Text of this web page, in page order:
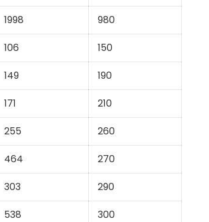
1998 980
106 150
149 190
171 210
255 260
464 270
303 290
538 300